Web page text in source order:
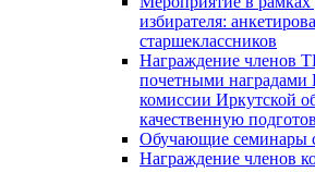
избирателя:
старшеклассников
Награждение членов
почетными наградами
комиссии Иркутской
качественную
Обучающие семинары
Награждение членов